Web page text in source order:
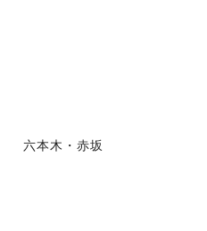
六本木・赤坂